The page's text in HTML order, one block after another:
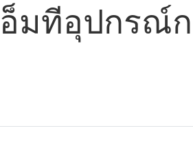
อ็มทีอุปกรณ์